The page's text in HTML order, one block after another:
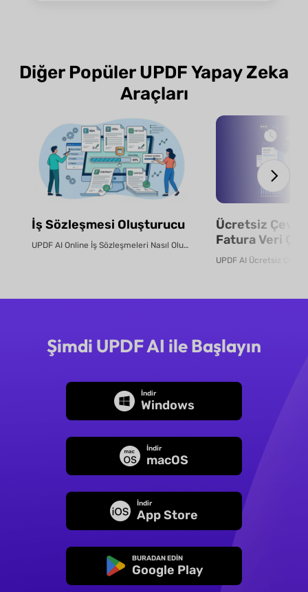
Diğer Popüler UPDF Yapay Zeka
Araçları
İş Sözleşmesi Oluşturucu
UPDF AI Online İş Sözleşmeleri Nasıl Oluşturulur? UPDF AI ile dakikalar içinde ...
Ücretsiz
Fatura Veri
Şimdi UPDF AI ile Başlayın
İndir
Windows
İndir
macOS
İndir
App Store
BURADAN EDİN
Google Play